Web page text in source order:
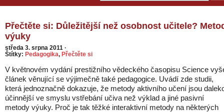
Přečtěte si: Důležitější než osobnost učitele?
výuky
středa 3. srpna 2011 ·
Štítky: Pedagogika, Přečtěte si
V květnovém vydání prestižního vědeckého časopisu Science
článek věnující se výjimečně také pedagogice. Uvádí zde studii,
která jednoznačně dokazuje, že metody aktivního učení jsou
účinnější ve smyslu vstřebání učiva než výklad a jiné pasivní
metody výuky. Proč je tak těžké interaktivní metody na některých